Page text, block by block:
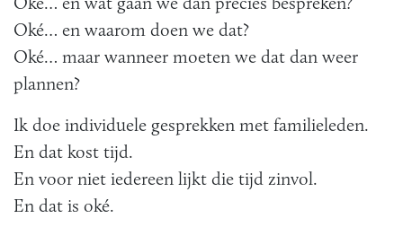
Oké… en waarom doen we dat?
Oké… maar wanneer moeten we dat dan weer
plannen?
Ik doe individuele gesprekken met familieleden.
En dat kost tijd.
En voor niet iedereen lijkt die tijd zinvol.
En dat is oké.